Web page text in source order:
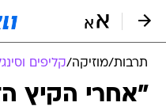
תרבות/מוזיקה/קליפים
"אחרי הקיץ